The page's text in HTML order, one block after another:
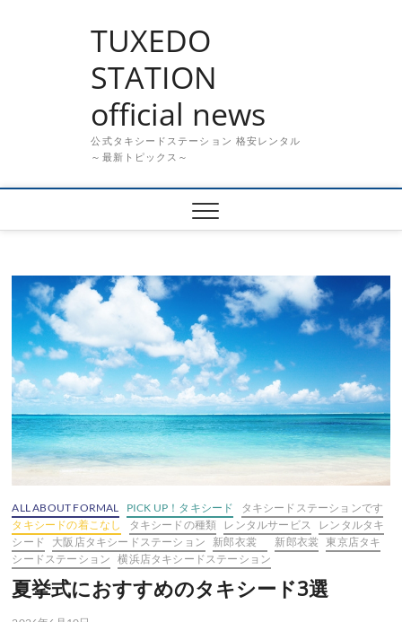
TUXEDO
STATION
official news
公式タキシードステーション 格安レンタル
～最新トピックス～
ALL ABOUT FORMAL PICK UP！タキシード
タキシードステーションです
タキシードの着こなし
タキシードの種類 レンタルサービス
レンタルタキ
シード
大阪店タキシードステーション 新郎衣裳 新郎衣裳 東京店タキ
シードステーション
横浜店タキシードステーション
夏挙式におすすめのタキシード3選